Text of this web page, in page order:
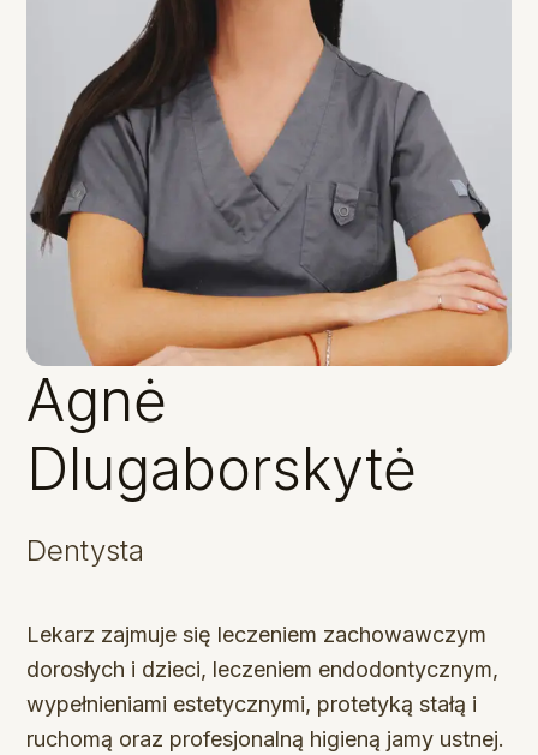
Agnė
Dlugaborskytė
Dentysta
Lekarz zajmuje się leczeniem zachowawczym
dorosłych i dzieci, leczeniem endodontycznym,
wypełnieniami estetycznymi, protetyką stałą i
ruchomą oraz profesjonalną higieną jamy ustnej.